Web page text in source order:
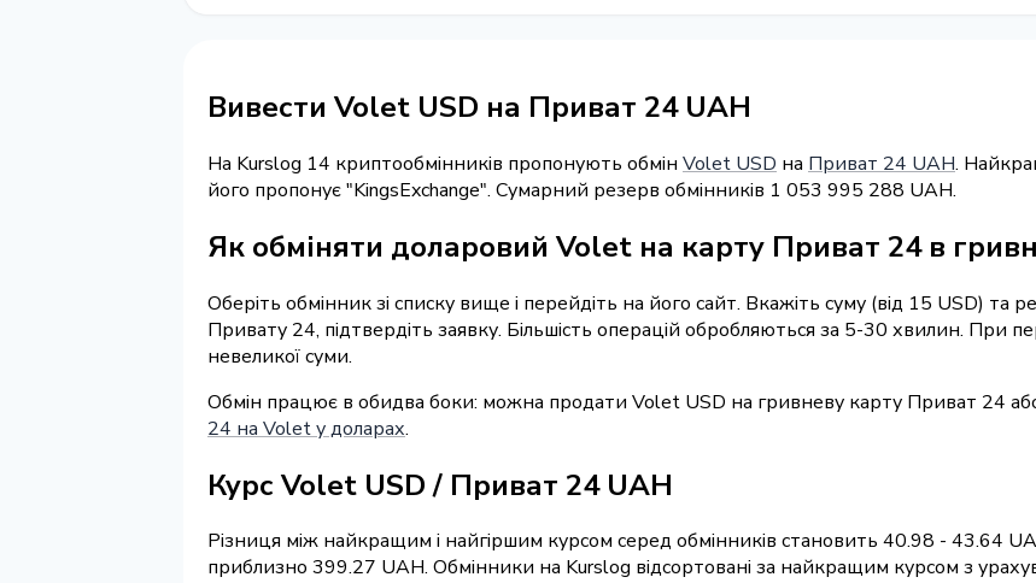
Вивести Volet USD на Приват 24 UAH
На Kurslog 14 криптообмінників пропонують обмін Volet USD на Приват 24 UAH.
його пропонує "KingsExchange". Сумарний резерв обмінників 1 053 995 288 UAH.
Як обміняти доларовий Volet на карту Приват 24 в
Оберіть обмінник зі списку вище і перейдіть на його сайт. Вкажіть суму (від 15 USD) та
Привату 24, підтвердіть заявку. Більшість операцій обробляються за 5-30 хвилин. При
невеликої суми.
Обмін працює в обидва боки: можна продати Volet USD на гривневу карту Приват 24
24 на Volet у доларах.
Курс Volet USD / Приват 24 UAH
Різниця між найкращим і найгіршим курсом серед обмінників становить 40.98 - 43.64
приблизно 399.27 UAH. Обмінники на Kurslog відсортовані за найкращим курсом з